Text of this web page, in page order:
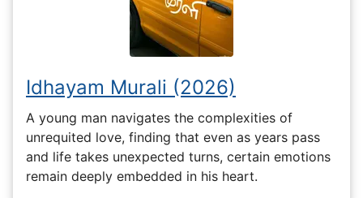
Idhayam Murali (2026)
A young man navigates the complexities of
unrequited love, finding that even as years pass
and life takes unexpected turns, certain emotions
remain deeply embedded in his heart.